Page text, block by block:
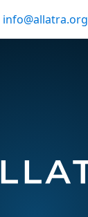
info@allatra.org